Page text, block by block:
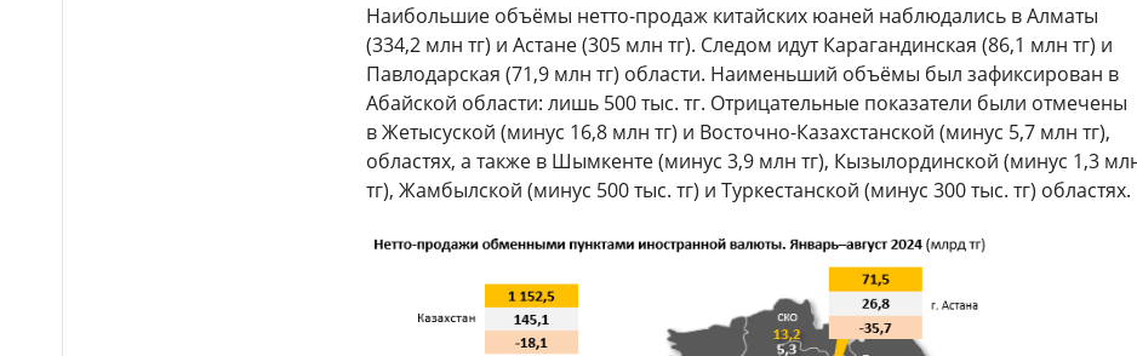
Наибольшие объёмы нетто-продаж китайских юаней наблюдались в Алматы
(334,2 млн тг) и Астане (305 млн тг). Следом идут Карагандинская (86,1 млн тг) и
Павлодарская (71,9 млн тг) области. Наименьший объёмы был зафиксирован в
Абайской области: лишь 500 тыс. тг. Отрицательные показатели были отмечены
в Жетысуской (минус 16,8 млн тг) и Восточно-Казахстанской (минус 5,7 млн тг),
областях, а также в Шымкенте (минус 3,9 млн тг), Кызылординской (минус 1,3
тг), Жамбылской (минус 500 тыс. тг) и Туркестанской (минус 300 тыс. тг) областях.